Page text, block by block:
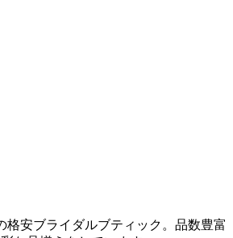
格安ブライダルブティック。品数豊富